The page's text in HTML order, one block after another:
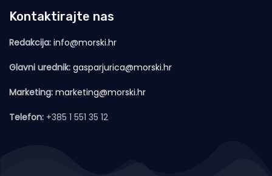
Kontaktirajte nas
Redakcija: info@morski.hr
Glavni urednik: gasparjurica@morski.hr
Marketing: marketing@morski.hr
Telefon: +385 1 551 35 12